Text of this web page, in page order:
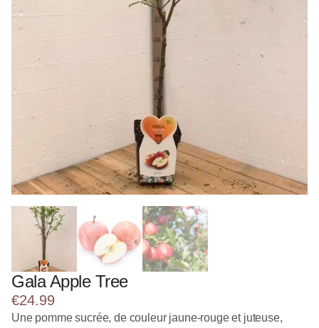
Gala Apple Tree
€24.99
Une pomme sucrée, de couleur jaune-rouge et juteuse,